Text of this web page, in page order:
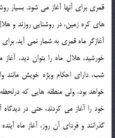
قمري براي آنها آغاز مي شود. بسيار
هاي كره زمين، در روشنايي روزند و
آغازگر ماه قمري به شمار نمي آيد.
خورشيد، هلال ماه را بتوان ديد،
شب، داراي احكام ويژه خويش مانند
خواهد بود، ولي منطقه هايي كه
خود را آغاز مي كردند، حتي در
گذرانند و فرداي آن روز، آغاز ماه